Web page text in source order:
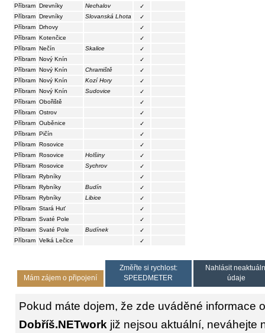
Příbram Drevníky Nechalov
✓
Příbram Drevníky Slovanská Lhota
✓
Příbram Drhovy
✓
Příbram Kotenčice
✓
Příbram Nečín Skalice
✓
Příbram Nový Knín
✓
Příbram Nový Knín Chramiště
✓
Příbram Nový Knín Kozí Hory
✓
Příbram Nový Knín Sudovice
✓
Příbram Obořiště
✓
Příbram Ostrov
✓
Příbram Ouběnice
✓
Příbram Pičín
✓
Příbram Rosovice
✓
Příbram Rosovice Holšiny
✓
Příbram Rosovice Sychrov
✓
Příbram Rybníky
✓
Příbram Rybníky Budín
✓
Příbram Rybníky Libice
✓
Příbram Stará Huť
✓
Příbram Svaté Pole
✓
Příbram Svaté Pole Budínek
✓
Příbram Velká Lečice ✓
Mám zájem o připojení
Změřte si rychlost:
SPEEDMETER
Nahlásit
údaje
Pokud máte dojem, že zde uváděné informace
Dobříš.NETworkjiž nejsou aktuální, neváhejte